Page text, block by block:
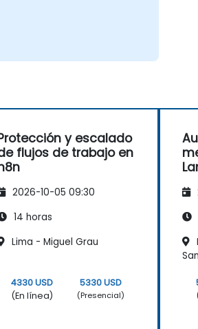
y escalado
flujos de trabajo en
2026-10-05 09:30
14 horas
Lima - Miguel Grau
4330 USD
(En línea)
5330 USD
(Presencial)